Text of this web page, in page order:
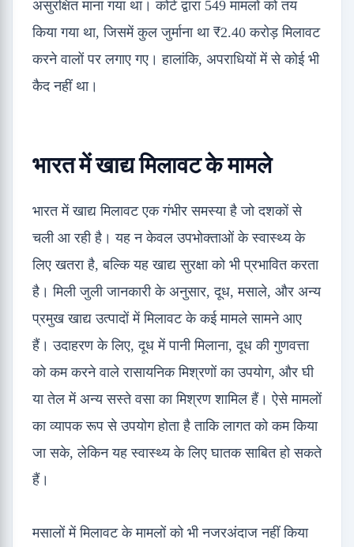
असुरक्षित माना गया था। कोर्ट द्वारा 549 मामलों को तय
किया गया था, जिसमें कुल जुर्माना था ₹2.40 करोड़ मिलावट
करने वालों पर लगाए गए। हालांकि, अपराधियों में से कोई भी
कैद नहीं था।
भारत में खाद्य मिलावट के मामले
भारत में खाद्य मिलावट एक गंभीर समस्या है जो दशकों से
चली आ रही है। यह न केवल उपभोक्ताओं के स्वास्थ्य के
लिए खतरा है, बल्कि यह खाद्य सुरक्षा को भी प्रभावित करता
है। मिली जुली जानकारी के अनुसार, दूध, मसाले, और अन्य
प्रमुख खाद्य उत्पादों में मिलावट के कई मामले सामने आए
हैं। उदाहरण के लिए, दूध में पानी मिलाना, दूध की गुणवत्ता
को कम करने वाले रासायनिक मिश्रणों का उपयोग, और घी
या तेल में अन्य सस्ते वसा का मिश्रण शामिल हैं। ऐसे मामलों
का व्यापक रूप से उपयोग होता है ताकि लागत को कम किया
जा सके, लेकिन यह स्वास्थ्य के लिए घातक साबित हो सकते
हैं।
मसालों में मिलावट के मामलों को भी नजरअंदाज नहीं किया